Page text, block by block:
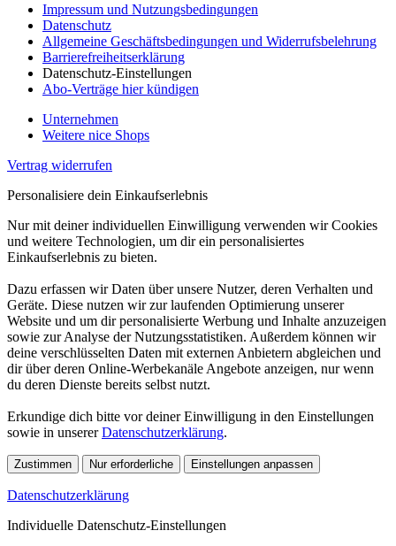
Impressum und Nutzungsbedingungen
Datenschutz
Allgemeine Geschäftsbedingungen und Widerrufsbelehrung
Barrierefreiheitserklärung
Datenschutz-Einstellungen
Abo-Verträge hier kündigen
Unternehmen
Weitere nice Shops
Vertrag widerrufen
Personalisiere dein Einkaufserlebnis
Nur mit deiner individuellen Einwilligung verwenden wir Cookies
und weitere Technologien, um dir ein personalisiertes
Einkaufserlebnis zu bieten.
Dazu erfassen wir Daten über unsere Nutzer, deren Verhalten und
Geräte. Diese nutzen wir zur laufenden Optimierung unserer
Website und um dir personalisierte Werbung und Inhalte anzuzeigen
sowie zur Analyse der Nutzungsstatistiken. Außerdem können wir
deine verschlüsselten Daten mit externen Anbietern abgleichen und
dir über deren Online-Werbekanäle Angebote anzeigen, nur wenn
du deren Dienste bereits selbst nutzt.
Erkundige dich bitte vor deiner Einwilligung in den Einstellungen
sowie in unsererDatenschutzerklärung.
Zustimmen Nur erforderliche Einstellungen anpassen
Datenschutzerklärung
Individuelle Datenschutz-Einstellungen